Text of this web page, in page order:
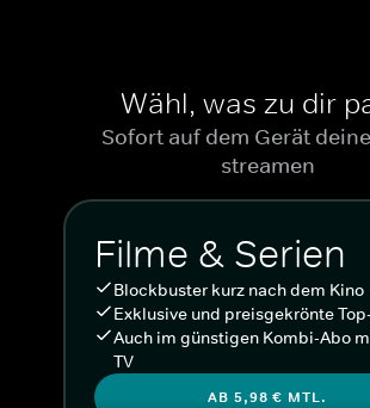
Wähl, was zu dir
Sofort auf dem Gerät
streamen
Filme & Serien
Blockbuster kurz nach dem Kino
Exklusive und preisgekrönte
Auch im günstigen Kombi-Abo
TV
AB 5,98 € MTL.